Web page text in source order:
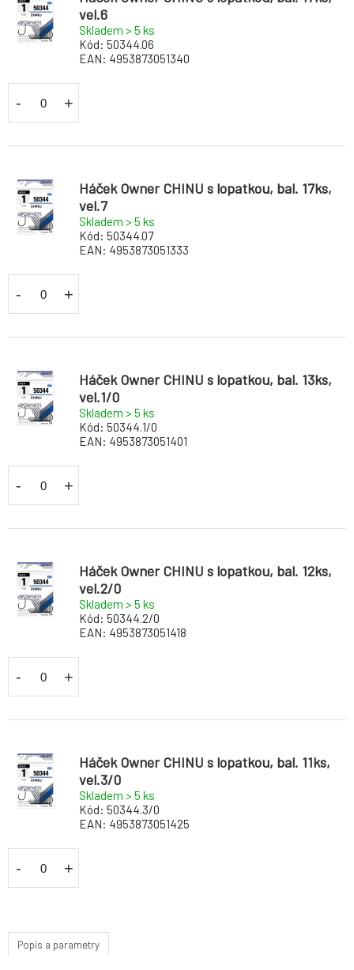
vel.6
Skladem > 5 ks
Kód: 50344.06
EAN: 4953873051340
- +
Háček Owner CHINU s lopatkou, bal. 17ks,
vel.7
Skladem > 5 ks
Kód: 50344.07
EAN: 4953873051333
- +
Háček Owner CHINU s lopatkou, bal. 13ks,
vel.1/0
Skladem > 5 ks
Kód: 50344.1/0
EAN: 4953873051401
- +
Háček Owner CHINU s lopatkou, bal. 12ks,
vel.2/0
Skladem > 5 ks
Kód: 50344.2/0
EAN: 4953873051418
- +
Háček Owner CHINU s lopatkou, bal. 11ks,
vel.3/0
Skladem > 5 ks
Kód: 50344.3/0
EAN: 4953873051425
- +
Popis a parametry